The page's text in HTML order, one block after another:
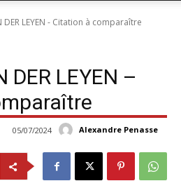
DER LEYEN - Citation à comparaître
DER LEYEN –
Alexandre Penasse
05/07/2024